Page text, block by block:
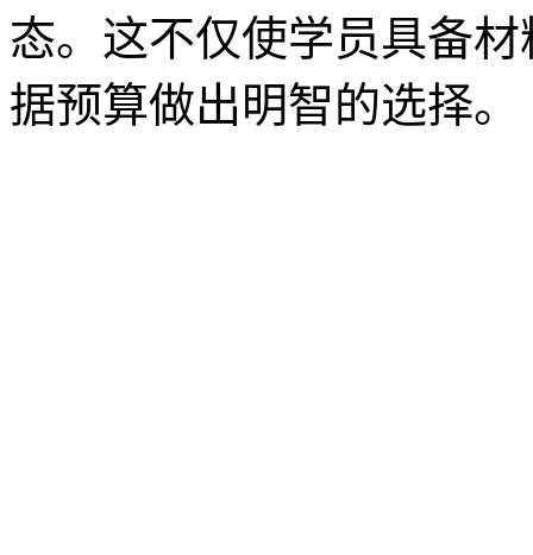
态。这不仅使学员具备
据预算做出明智的选择。